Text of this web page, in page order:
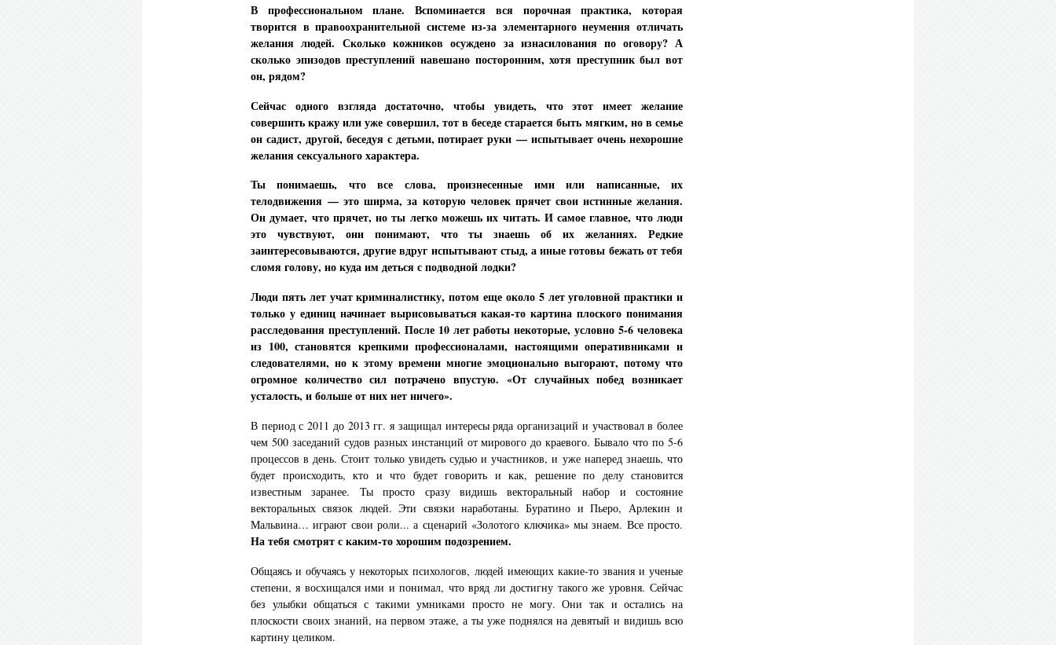
В профессиональном плане.
Вспоминается вся порочная практика, которая
творится в правоохранительной системе из-за элементарного неумения отличать
желания людей.Сколько кожников осуждено за изнасилования по оговору? А
сколько эпизодов преступлений навешано посторонним, хотя преступник был вот
он, рядом?
Сейчас одного взгляда достаточно, чтобы увидеть, что этот имеет желание
совершить кражу или уже совершил, тот в беседе старается быть мягким, но в семье
он садист, другой, беседуя с детьми, потирает руки — испытывает очень нехорошие
желания сексуального характера.
Ты понимаешь, что все слова, произнесенные ими или написанные, их
телодвижения — это ширма, за которую человек прячет свои истинные желания.
Он думает, что прячет, но ты легко можешь их читать. И самое главное, что люди
это чувствуют, они понимают, что ты знаешь об их желаниях. Редкие
заинтересовываются, другие вдруг испытывают стыд, а иные готовы бежать от тебя
сломя голову, но куда им деться с подводной лодки?
Люди пять лет учат криминалистику, потом еще около 5 лет уголовной практики и
только у единиц начинает вырисовываться какая-то картина плоского понимания
расследования преступлений. После 10 лет работы некоторые, условно 5-6 человека
из 100, становятся крепкими профессионалами, настоящими оперативниками и
следователями, но к этому времени многие эмоционально выгорают, потому что
огромное количество сил потрачено впустую.«От случайных побед возникает
усталость, и больше от них нет ничего».
В период с 2011 до 2013 гг. я защищал интересы ряда организаций и участвовал в более
чем 500 заседаний судов разных инстанций от мирового до краевого. Бывало что по 5-6
процессов в день. Стоит только увидеть судью и участников, и уже наперед знаешь, что
будет происходить, кто и что будет говорить и как, решение по делу становится
известным заранее. Ты просто сразу видишь векторальный набор и состояние
векторальных связок людей. Эти связки наработаны. Буратино и Пьеро, Арлекин и
Мальвина… играют свои роли... а сценарий «Золотого ключика» мы знаем. Все просто.
На тебя смотрят с каким-то хорошим подозрением.
Общаясь и обучаясь у некоторых психологов, людей имеющих какие-то звания и ученые
степени, я восхищался ими и понимал, что вряд ли достигну такого же уровня. Сейчас
без улыбки общаться с такими умниками просто не могу. Они так и остались на
плоскости своих знаний, на первом этаже, а ты уже поднялся на девятый и видишь всю
картину целиком.